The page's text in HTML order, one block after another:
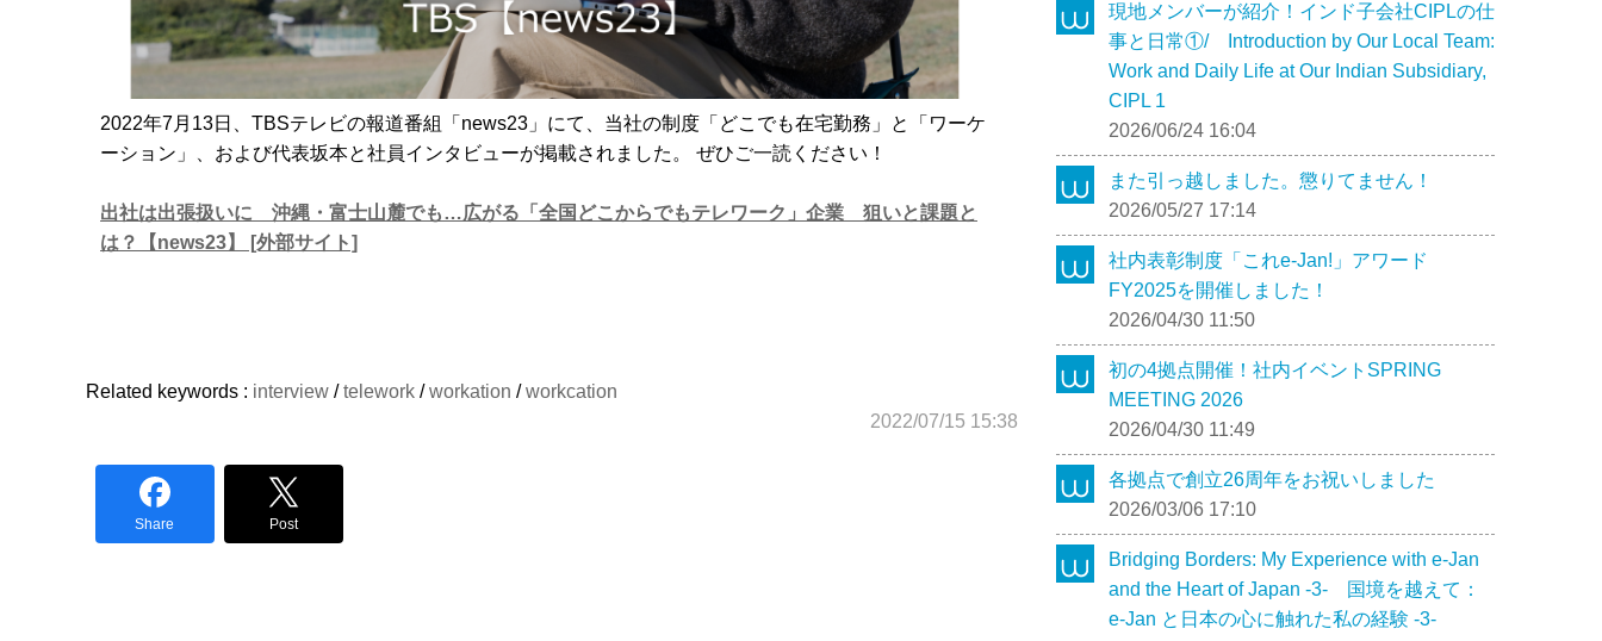
現地メンバーが紹介！インド子会社CIPLの仕
事と日常①/ Introduction by Our Local Team:
Work and Daily Life at Our Indian Subsidiary,
CIPL 1
2026/06/24 16:04
また引っ越しました。懲りてません！
2026/05/27 17:14
社内表彰制度「これe-Jan!」アワード
FY2025を開催しました！
2026/04/30 11:50
初の4拠点開催！社内イベントSPRING
MEETING 2026
2026/04/30 11:49
各拠点で創立26周年をお祝いしました
2026/03/06 17:10
Bridging Borders: My Experience with e-Jan
and the Heart of Japan -3- 国境を越えて：
e-Jan と日本の心に触れた私の経験 -3-
2022年7月13日、TBSテレビの報道番組「news23」にて、当社の制度「どこでも在宅勤務」と「ワーケ
ーション」、および代表坂本と社員インタビューが掲載されました。 ぜひご一読ください！
出社は出張扱いに 沖縄・富士山麓でも…広がる「全国どこからでもテレワーク」企業 狙いと課題と
は？【news23】 [外部サイト]
Related keywords : interview /telework /workation /workcation
2022/07/15 15:38
Share Post